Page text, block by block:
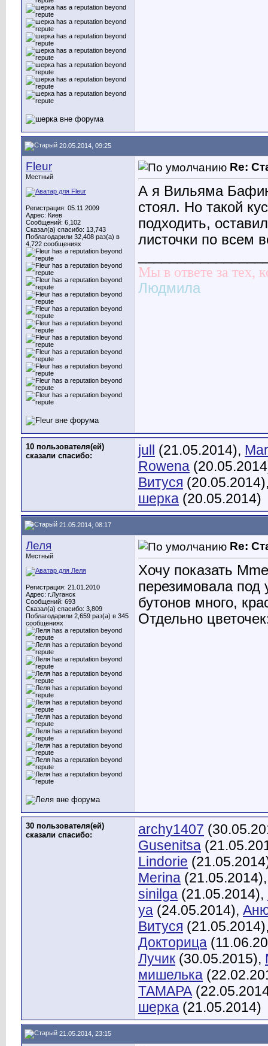
20.05.2014, 09:25
Fleur
Местный
Регистрация: 05.11.2009
Адрес: Киев
Сообщений: 6,102
Сказал(а) спасибо: 13,743
Поблагодарили 32,408 раз(а) в
4,722 сообщениях
Re:
А я Вильяма
стоял. Но такой
подходить,
листочки по всем
Мы в ответе за тех,
Людмила
10 пользователя(ей)
сказали cпасибо:
jull (21.05.2014),
Rowena
Витуся
шерка (20.05.2014)
21.05.2014, 08:17
Леля
Местный
Регистрация: 21.01.2010
Адрес: г.Луганск
Сообщений: 693
Сказал(а) спасибо: 3,809
Поблагодарили 2,659 раз(а) в 345
сообщениях
Re:
Хочу показать
перезимовала под
бутонов много,
Отдельно
30 пользователя(ей)
сказали cпасибо:
archy1407
Gusenitsa
Lindorie
Merina
sinilga (21.05.2014),
ya (24.05.2014),
Витуся
Докторица
Лучик (30.05.2015),
мишелька
ТАМАРА
шерка (21.05.2014)
21.05.2014, 23:15